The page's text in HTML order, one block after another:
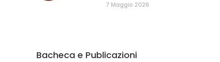
7 Maggio 2026
Bacheca e Publicazioni